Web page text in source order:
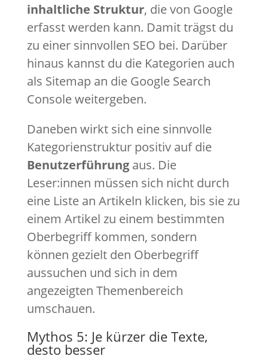
inhaltliche Struktur, die von Google
erfasst werden kann. Damit trägst du
zu einer sinnvollen SEO bei. Darüber
hinaus kannst du die Kategorien auch
als Sitemap an die Google Search
Console weitergeben.
Daneben wirkt sich eine sinnvolle
Kategorienstruktur positiv auf die
Benutzerführungaus. Die
Leser:innen müssen sich nicht durch
eine Liste an Artikeln klicken, bis sie zu
einem Artikel zu einem bestimmten
Oberbegriff kommen, sondern
können gezielt den Oberbegriff
aussuchen und sich in dem
angezeigten Themenbereich
umschauen.
Mythos 5: Je kürzer die Texte,
desto besser